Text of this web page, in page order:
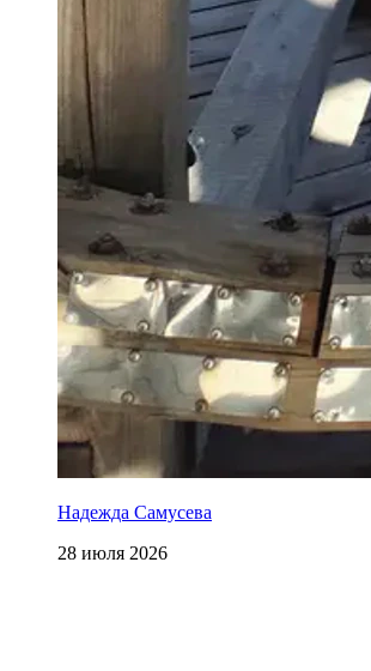
Надежда Самусева
28 июля 2026